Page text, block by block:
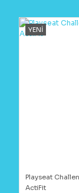
YENİ
Playseat
ActiFit